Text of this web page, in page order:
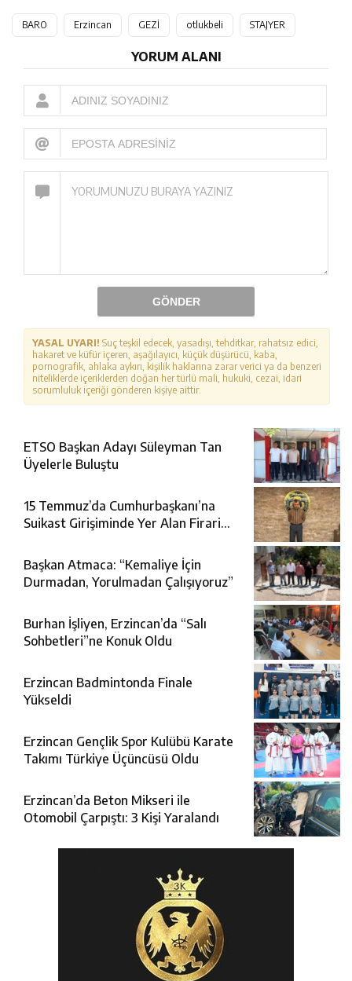
BARO Erzincan GEZİ otlukbeli STAJYER
YORUM ALANI
GÖNDER
YASAL UYARI! Suç teşkil edecek, yasadışı, tehditkar, rahatsız edici,
hakaret ve küfür içeren, aşağılayıcı, küçük düşürücü, kaba,
pornografik, ahlaka aykırı, kişilik haklarına zarar verici ya da benzeri
niteliklerde içeriklerden doğan her türlü mali, hukuki, cezai, idari
sorumluluk içeriği gönderen kişiye aittir.
ETSO Başkan Adayı Süleyman Tan
Üyelerle Buluştu
15 Temmuz’da Cumhurbaşkanı’na
Suikast Girişiminde Yer Alan Firari
Başkan Atmaca: “Kemaliye İçin
Durmadan, Yorulmadan Çalışıyoruz”
Burhan İşliyen, Erzincan’da “Salı
Sohbetleri”ne Konuk Oldu
Erzincan Badmintonda Finale
Yükseldi
Erzincan Gençlik Spor Kulübü Karate
Takımı Türkiye Üçüncüsü Oldu
Erzincan’da Beton Mikseri ile
Otomobil Çarpıştı: 3 Kişi Yaralandı